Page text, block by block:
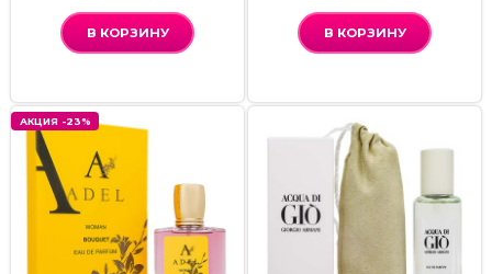
В КОРЗИНУ В КОРЗИНУ
АКЦИЯ -23%